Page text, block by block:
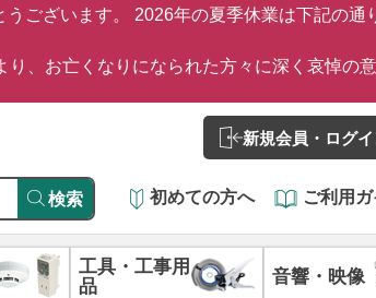
ございます。 2026年の夏季休業は下記の通
り、お亡くなりになられた方々に深く哀悼の
新規会員・ログ
検索 初めての方へ ご利用
工具・工事用
品
音響・映像